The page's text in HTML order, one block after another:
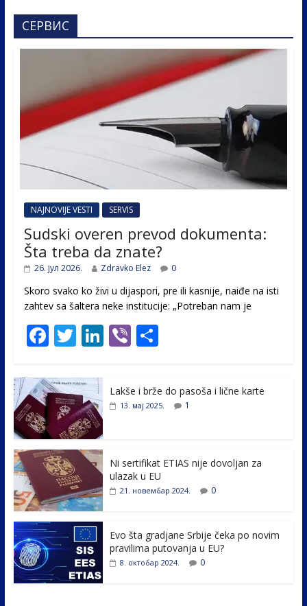
СЕРВИС
NAJNOVIJE VESTI SERVIS
Sudski overen prevod dokumenta:
Šta treba da znate?
26. јул 2026. Zdravko Elez 0
Skoro svako ko živi u dijaspori, pre ili kasnije, naiđe na isti
zahtev sa šaltera neke institucije: „Potreban nam je
F
e
b
o
o
k
T
itt
er
Li
e
Vi
er
S
ar
e
Lakše i brže do pasoša i lične karte
13. мај 2025. 1
Ni sertifikat ETIAS nije dovoljan za
ulazak u EU
21. новембар 2024. 0
Evo šta gradjane Srbije čeka po novim
pravilima putovanja u EU?
8. октобар 2024. 0